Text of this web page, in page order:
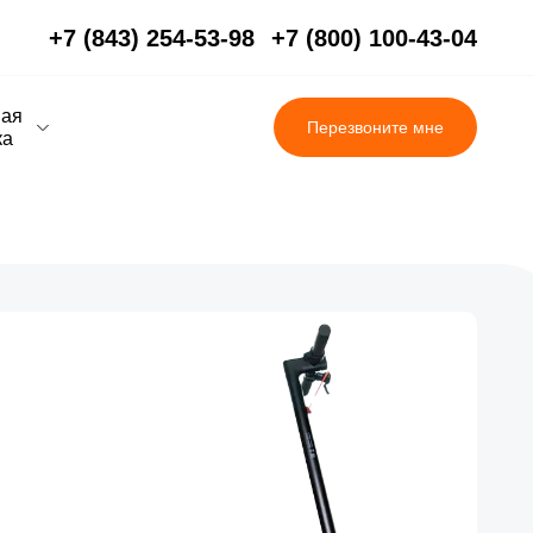
+7 (843) 254-53-98 +7 (800) 100-43-04
Перезвоните мне